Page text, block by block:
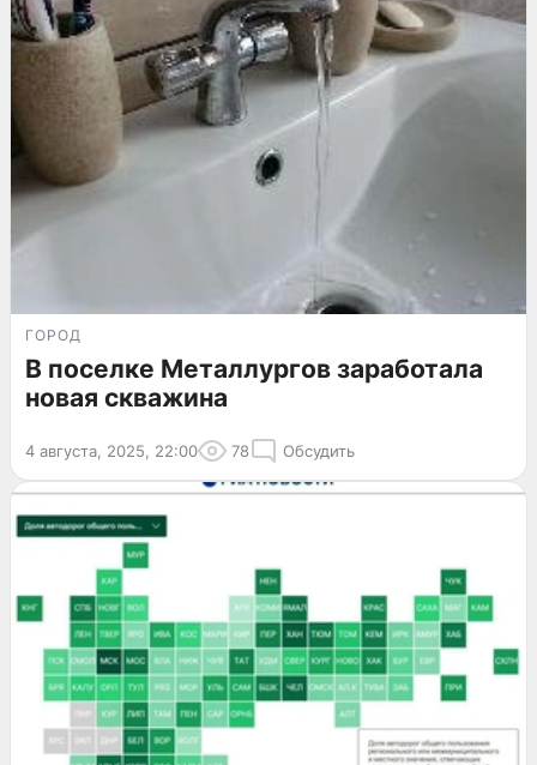
ГОРОД
В поселке Металлургов заработала
новая скважина
4 августа, 2025, 22:00 78 Обсудить